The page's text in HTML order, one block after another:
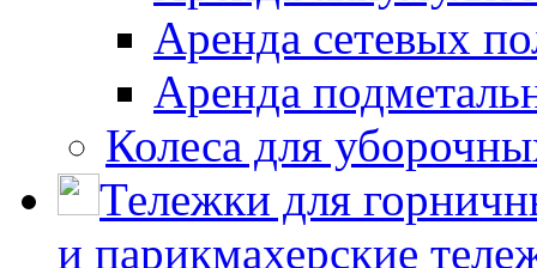
Аренда сетевых
Аренда
Колеса для
Тележки для
и парикмахерские